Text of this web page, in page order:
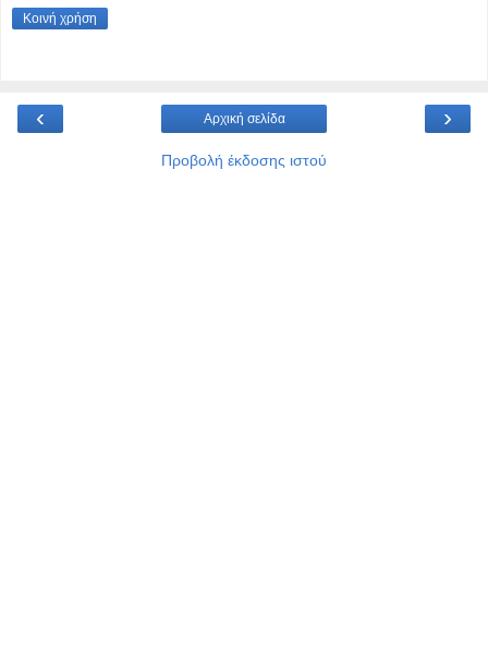
Κοινή χρήση
‹ ›
Αρχική σελίδα
Προβολή έκδοσης ιστού